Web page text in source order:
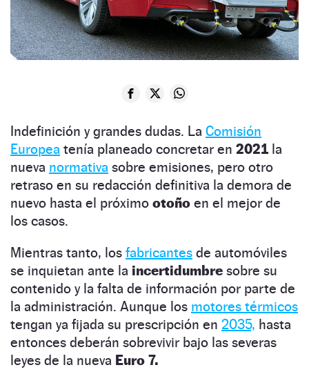
Indefinición y grandes dudas. La Comisión
Europea tenía planeado concretar en 2021 la
nueva normativa sobre emisiones, pero otro
retraso en su redacción definitiva la demora de
nuevo hasta el próximo otoño en el mejor de
los casos.
Mientras tanto, los fabricantes de automóviles
se inquietan ante la incertidumbre sobre su
contenido y la falta de información por parte de
la administración. Aunque los motores térmicos
tengan ya fijada su prescripción en 2035, hasta
entonces deberán sobrevivir bajo las severas
leyes de la nueva Euro 7.